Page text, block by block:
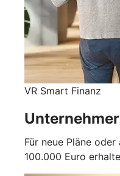
VR Smart Finanz
Für neue Pläne
100.000 Euro